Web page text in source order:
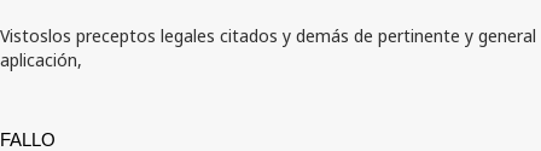
Vistoslos preceptos legales citados y demás de pertinente y general
aplicación,
FALLO